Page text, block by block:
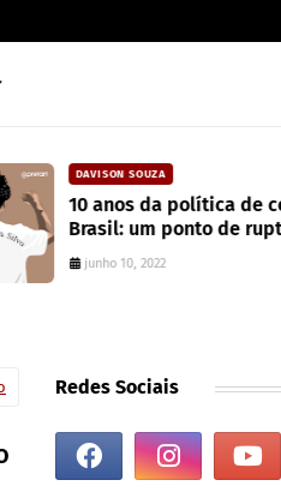
no
Seis poemas
traduzidos
Redes Sociais